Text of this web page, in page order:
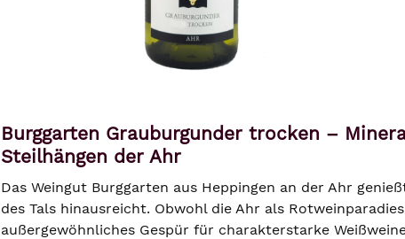
Burggarten Grauburgunder trocken –
Steilhängen der Ahr
Das Weingut Burggarten aus Heppingen an der Ahr
des Tals hinausreicht. Obwohl die Ahr als
außergewöhnliches Gespür für charakterstarke